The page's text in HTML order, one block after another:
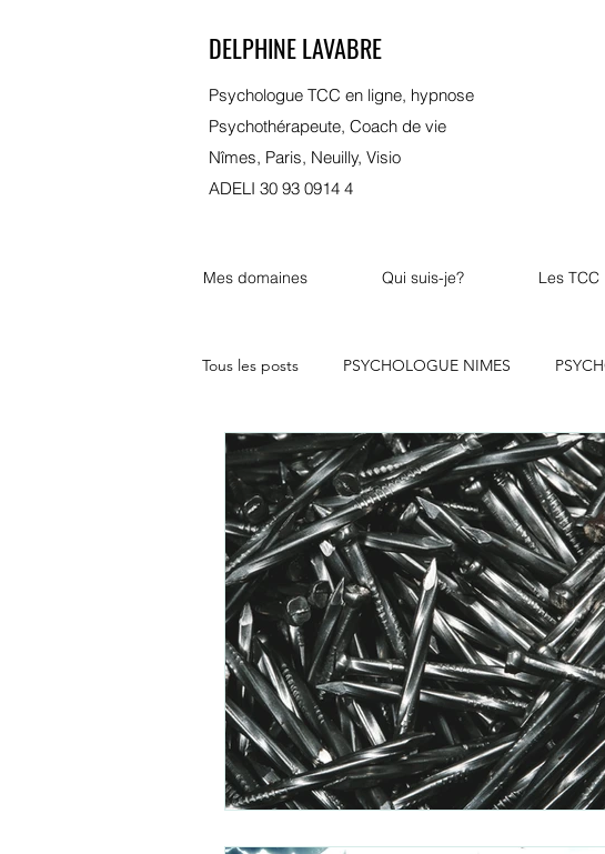
DELPHINE LAVABRE
Psychologue TCC en ligne, hypnose
Psychothérapeute, Coach de vie
Nîmes, Paris, Neuilly, Visio
ADELI 30 93 0914 4
Mes domaines Qui suis-je? Les TCC
Tous les posts PSYCHOLOGUE NIMES
psychologue bordeaux marseille
PSYCHOLOGUE TOULOUSE
Thérapie en ligne Psychologue Nimes
PSYCHOLOGUE PARIS 15 PSYCHOLOGUE
Psychothérapeute visio psychologue sydney